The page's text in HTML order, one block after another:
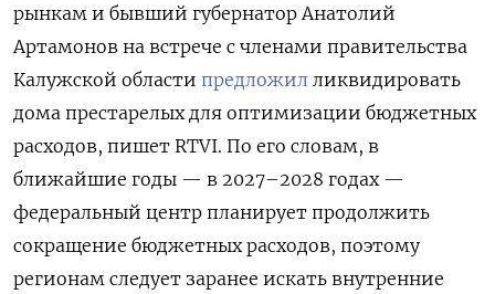
рынкам и бывший губернатор Анатолий
Артамонов на встрече с членами правительства
Калужской области предложил ликвидировать
дома престарелых для оптимизации бюджетных
расходов, пишет RTVI. По его словам, в
ближайшие годы — в 2027–2028 годах —
федеральный центр планирует продолжить
сокращение бюджетных расходов, поэтому
регионам следует заранее искать внутренние